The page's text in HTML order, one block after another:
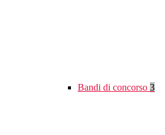
Bandi di concorso 3